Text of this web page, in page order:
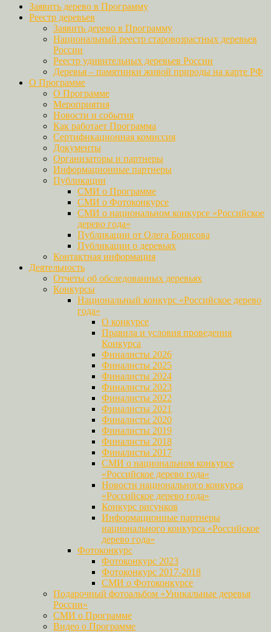
Заявить дерево в Программу
Реестр деревьев
Заявить дерево в Программу
Национальный реестр старовозрастных деревьев
России
Реестр удивительных деревьев России
Деревья – памятники живой природы на карте РФ
О Программе
О Программе
Мероприятия
Новости и события
Как работает Программа
Сертификационная комиссия
Документы
Организаторы и партнеры
Информационные партнеры
Публикации
СМИ о Программе
СМИ о Фотоконкурсе
СМИ о национальном конкурсе «Российское
дерево года»
Публикации от Олега Борисова
Публикации о деревьях
Контактная информация
Деятельность
Отчеты об обследованных деревьях
Конкурсы
Национальный конкурс «Российское дерево
года»
О конкурсе
Правила и условия проведения
Конкурса
Финалисты 2026
Финалисты 2025
Финалисты 2024
Финалисты 2023
Финалисты 2022
Финалисты 2021
Финалисты 2020
Финалисты 2019
Финалисты 2018
Финалисты 2017
СМИ о национальном конкурсе
«Российское дерево года»
Новости национального конкурса
«Российское дерево года»
Конкурс рисунков
Информационные партнеры
национального конкурса «Российское
дерево года»
Фотоконкурс
Фотоконкурс 2023
Фотоконкурс 2017-2018
СМИ о Фотоконкурсе
Подарочный фотоальбом «Уникальные деревья
России»
СМИ о Программе
Видео о Программе